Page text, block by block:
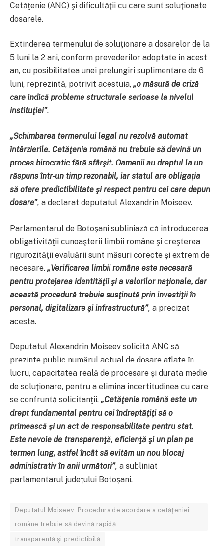
Cetăţenie (ANC) şi dificultăţii cu care sunt soluţionate
dosarele.
Extinderea termenului de soluţionare a dosarelor de la
5 luni la 2 ani, conform prevederilor adoptate în acest
an, cu posibilitatea unei prelungiri suplimentare de 6
luni, reprezintă, potrivit acestuia, „o măsură de criză
care indică probleme structurale serioase la nivelul
instituţiei”.
„Schimbarea termenului legal nu rezolvă automat
întârzierile. Cetăţenia română nu trebuie să devină un
proces birocratic fără sfârşit. Oamenii au dreptul la un
răspuns într-un timp rezonabil, iar statul are obligaţia
să ofere predictibilitate şi respect pentru cei care depun
dosare”, a declarat deputatul Alexandrin Moiseev.
Parlamentarul de Botoşani subliniază că introducerea
obligativităţii cunoaşterii limbii române şi creşterea
rigurozităţii evaluării sunt măsuri corecte şi extrem de
necesare. „Verificarea limbii române este necesară
pentru protejarea identităţii şi a valorilor naţionale, dar
această procedură trebuie susţinută prin investiţii în
personal, digitalizare şi infrastructură”, a precizat
acesta.
Deputatul Alexandrin Moiseev solicită ANC să
prezinte public numărul actual de dosare aflate în
lucru, capacitatea reală de procesare şi durata medie
de soluţionare, pentru a elimina incertitudinea cu care
se confruntă solicitanţii. „Cetăţenia română este un
drept fundamental pentru cei îndreptăţiţi să o
primească şi un act de responsabilitate pentru stat.
Este nevoie de transparenţă, eficienţă şi un plan pe
termen lung, astfel încât să evităm un nou blocaj
administrativ în anii următori”, a subliniat
parlamentarul județului Botoșani.
Deputatul Moiseev: Procedura de acordare a cetăţeniei
române trebuie să devină rapidă
transparentă şi predictibilă